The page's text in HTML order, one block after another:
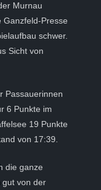
Murnau
Presse
schwer.
Sicht von
Passauerinnen
6 Punkte im
19 Punkte
von 17:39.
die ganze
gut von der